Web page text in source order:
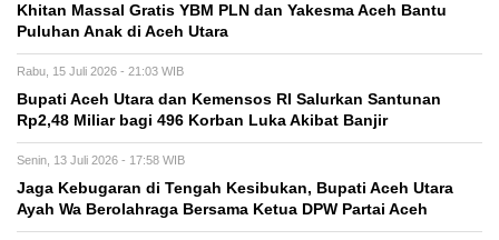
Khitan Massal Gratis YBM PLN dan Yakesma Aceh Bantu
Puluhan Anak di Aceh Utara
Rabu, 15 Juli 2026 - 21:03 WIB
Bupati Aceh Utara dan Kemensos RI Salurkan Santunan
Rp2,48 Miliar bagi 496 Korban Luka Akibat Banjir
Senin, 13 Juli 2026 - 17:58 WIB
Jaga Kebugaran di Tengah Kesibukan, Bupati Aceh Utara
Ayah Wa Berolahraga Bersama Ketua DPW Partai Aceh